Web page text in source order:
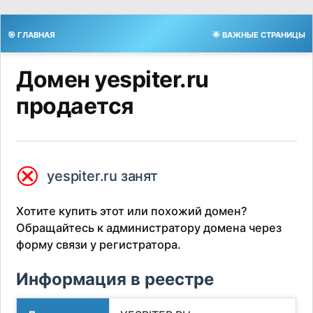
🎯 ГЛАВНАЯ 🌟 ВАЖНЫЕ СТРАНИЦЫ
Домен yespiter.ru
продается
⮿ yespiter.ru занят
Хотите купить этот или похожий домен?
Обращайтесь к администратору домена через
форму связи у регистратора.
Информация в реестре